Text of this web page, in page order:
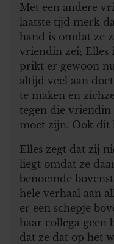
Met een andere
laatste tijd merk
hand is omdat ze
vriendin zei; Elles
prikt er gewoon
altijd veel aan
te maken en
tegen die vriendin
moet zijn. Ook dit
Elles zegt dat zij
liegt omdat ze
benoemde
hele verhaal aan
er een schepje
haar collega geen
dat ze dat op het